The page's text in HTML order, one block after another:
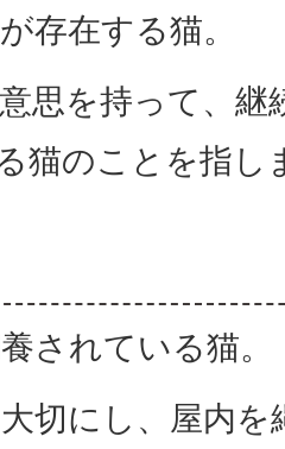
存在する猫。
思を持って、継
猫のことを指し
されている猫。
切にし、屋内